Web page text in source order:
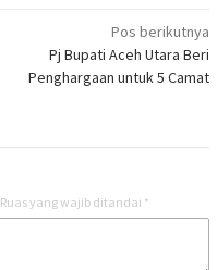
Pos berikutnya
Pj Bupati Aceh Utara Beri
Penghargaan untuk 5 Camat
Ruas yang wajib ditandai *